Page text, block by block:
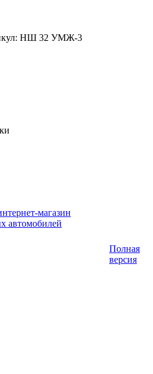
НШ 32 УМЖ-3
Полная
версия